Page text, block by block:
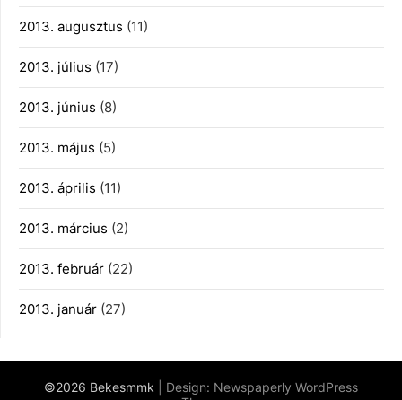
2013. augusztus (11)
2013. július (17)
2013. június (8)
2013. május (5)
2013. április (11)
2013. március (2)
2013. február (22)
2013. január (27)
©2026 Bekesmmk | Design: Newspaperly WordPress